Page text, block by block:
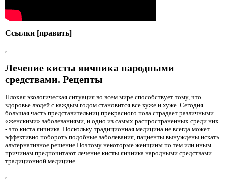
Ссылки [править]
Лечение кисты яичника народными
средствами. Рецепты
Плохая экологическая ситуация во всем мире способствует тому, что
здоровье людей с каждым годом становится все хуже и хуже. Сегодня
большая часть представительниц прекрасного пола страдает различными
«женскими» заболеваниями, и одно из самых распространенных среди них
- это киста яичника. Поскольку традиционная медицина не всегда может
эффективно побороть подобные заболевания, пациенты вынуждены искать
альтернативное решение.Поэтому некоторые женщины по тем или иным
причинам предпочитают лечение кисты яичника народными средствами
традиционной медицине.
,